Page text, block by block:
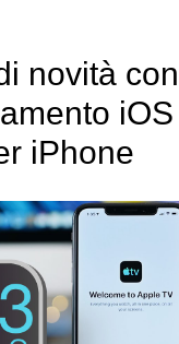
novità con
iPhone